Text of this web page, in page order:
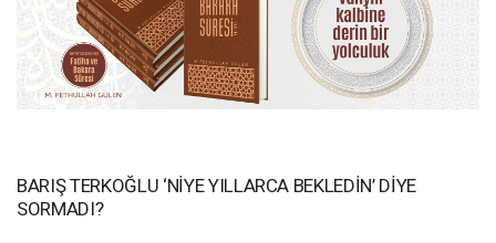
BARIŞ TERKOĞLU ‘NİYE YILLARCA BEKLEDİN’ DİYE
SORMADI?